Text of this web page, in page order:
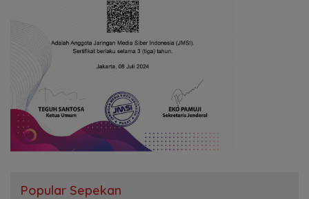
Popular Sepekan